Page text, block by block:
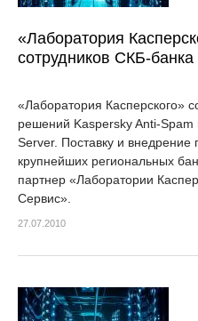
«Лаборатория
сотрудников СКБ-банка
«Лаборатория Касперского»
решений Kaspersky Anti-
Server. Поставку и внедрение
крупнейших региональных
партнер «Лаборатории
Сервис».
27.07.2010